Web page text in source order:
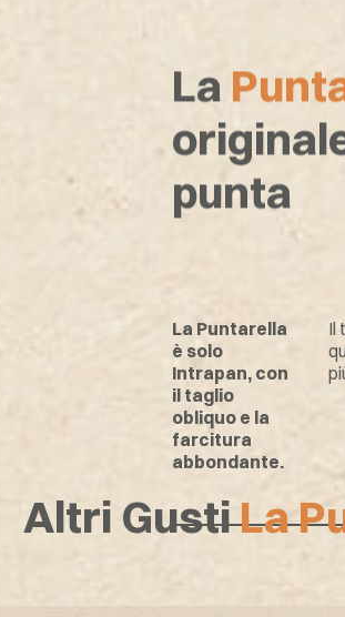
La
punta
La Puntarella
è solo
Intrapan, con
il taglio
obliquo e la
farcitura
abbondante.
Il
Altri GustiLa